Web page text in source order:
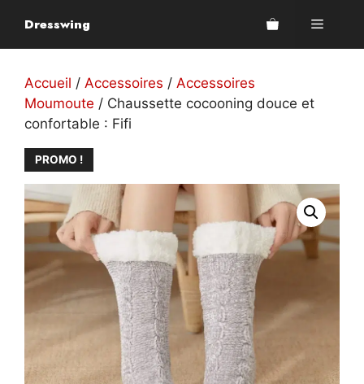
contenu
Dresswing Menu
Accueil / Accessoires / Accessoires
Moumoute / Chaussette cocooning douce et
confortable : Fifi
PROMO !